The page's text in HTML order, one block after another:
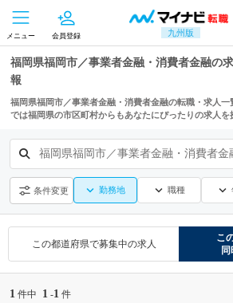
九州版
メニュー 会員登録
福岡県福岡市／事業者金融・消費者金融の
報
福岡県福岡市／事業者金融・消費者金融の転職・求人
では福岡県の市区町村からもあなたにぴったりの求人を
福岡県福岡市／事業者金融・消費者金
条件変更 勤務地 職種
この都道府県で募集中の求人
こ
1 件中 1 -1 件